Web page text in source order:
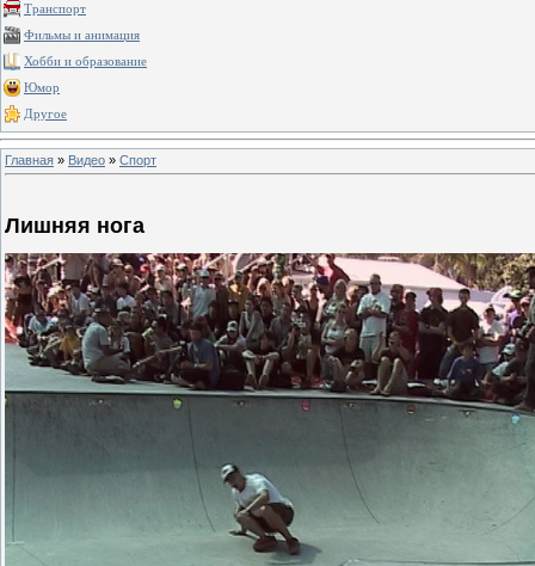
Транспорт
Фильмы и анимация
Хобби и образование
Юмор
Другое
Главная » Видео » Спорт
Лишняя нога